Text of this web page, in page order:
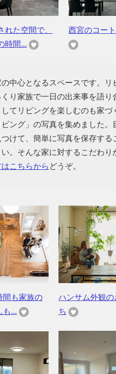
れた空間で、
時間...
西宮のコー
中心となるスペースです。
り家族で一日の出来事を語
てリビングを楽しむのも家
ング」の写真を集めました
けて、簡単に写真を保存す
。そんな家に対するこだわ
こちらから どうぞ。
間も家族の
も...
ハンサム外観の
ち